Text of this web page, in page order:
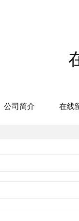
公司简介 在线